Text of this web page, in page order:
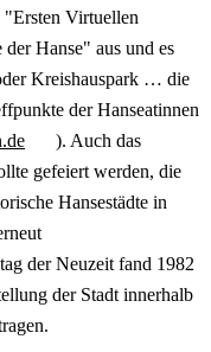
"Ersten Virtuellen
Hanse" aus und es
Kreishauspark … die
der Hanseatinnen
). Auch das
gefeiert werden, die
Hansestädte in
der Neuzeit fand 1982
der Stadt innerhalb